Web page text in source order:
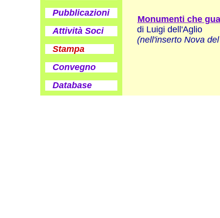
Pubblicazioni
Attività Soci
Stampa
Convegno
Database
Monumenti che
di Luigi dell'Aglio
(nell'inserto Nova